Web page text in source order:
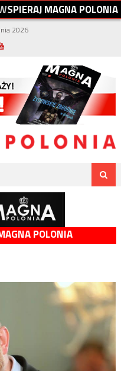
SPIERAJMAGNAPOLONIA
2026
POLONIA